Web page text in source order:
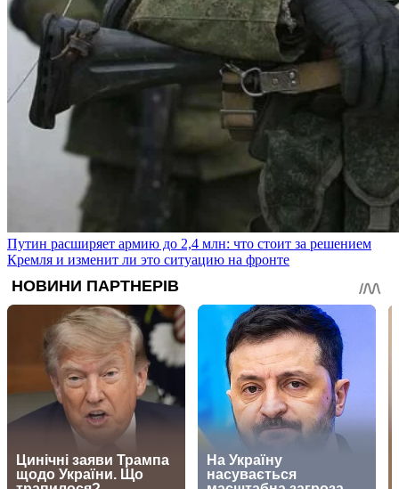
Путин расширяет армию до 2,4 млн: что стоит за решением
Кремля и изменит ли это ситуацию на фронте